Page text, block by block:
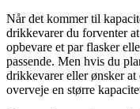
Når det kommer til
drikkevarer du forventer
opbevare et par flasker
passende. Men hvis du
drikkevarer eller ønsker
overveje en større